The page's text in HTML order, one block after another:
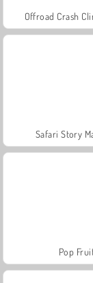
Offroad Crash
Safari Story
Pop